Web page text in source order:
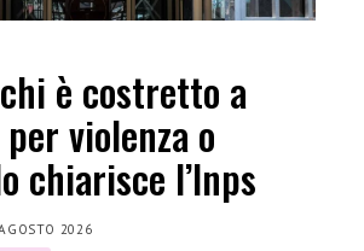
è costretto a
violenza o
chiarisce l’Inps
2026